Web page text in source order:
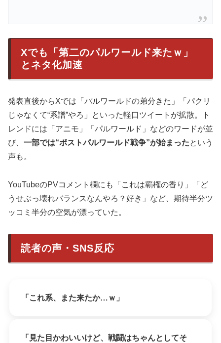
Xでも「第二のパルワールド来たｗ」
とネタ化加速
発表直後からXでは「パルワールドの弟分きた」「パクリ
じゃなくて“系譜”やろ」といった軽口ツイートが拡散。ト
レンドには「アニモ」「パルワールド」などのワードが並
び、 一部では“ポストパルワールド戦争”が始まったという
声も。
YouTubeのPVコメント欄にも「これは覇権の香り」「ど
うせぶっ壊れバランスなんやろ？好き」など、期待半分ツ
ッコミ半分の空気が漂っていた。
読者の声・SNS反応
「これ系、また来たか…ｗ」
「見た目かわいいけど、戦闘はちゃんとしてそ